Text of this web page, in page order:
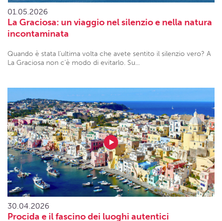
01.05.2026
La Graciosa: un viaggio nel silenzio e nella natura
incontaminata
Quando è stata l’ultima volta che avete sentito il silenzio vero? A
La Graciosa non c’è modo di evitarlo. Su...
30.04.2026
Procida e il fascino dei luoghi autentici